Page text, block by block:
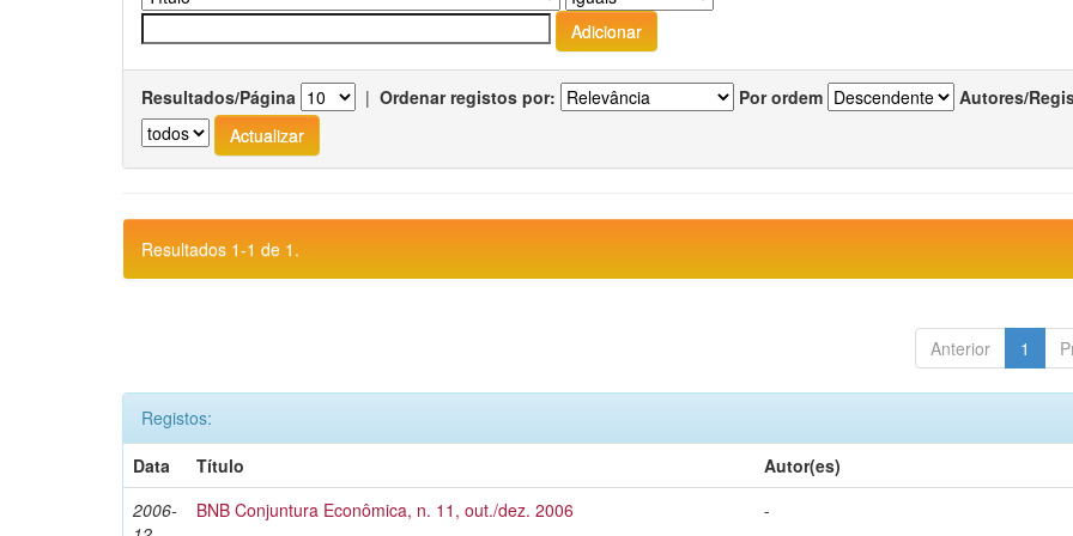
Resultados/Página | Ordenar registos por: Por ordem Autores/
Resultados 1-1 de 1.
Anterior 1
Registos:
Data
Título
Autor(es)
2006-
BNB Conjuntura Econômica, n. 11, out./dez. 2006 -